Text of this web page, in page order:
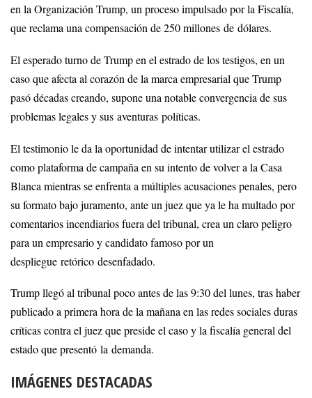
en la Organización Trump, un proceso impulsado por la Fiscalía,
que reclama una compensación de 250 millones de dólares.
El esperado turno de Trump en el estrado de los testigos, en un
caso que afecta al corazón de la marca empresarial que Trump
pasó décadas creando, supone una notable convergencia de sus
problemas legales y sus aventuras políticas.
El testimonio le da la oportunidad de intentar utilizar el estrado
como plataforma de campaña en su intento de volver a la Casa
Blanca mientras se enfrenta a múltiples acusaciones penales, pero
su formato bajo juramento, ante un juez que ya le ha multado por
comentarios incendiarios fuera del tribunal, crea un claro peligro
para un empresario y candidato famoso por un
despliegue retórico desenfadado.
Trump llegó al tribunal poco antes de las 9:30 del lunes, tras haber
publicado a primera hora de la mañana en las redes sociales duras
críticas contra el juez que preside el caso y la fiscalía general del
estado que presentó la demanda.
IMÁGENES DESTACADAS